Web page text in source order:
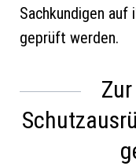
Sachkundigen auf
geprüft werden.